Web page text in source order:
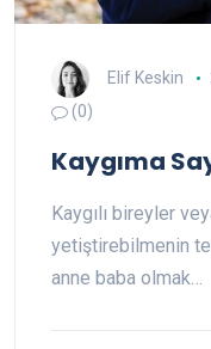
Elif Keskin
(0)
Kaygıma
Kaygılı bireyler
yetiştirebilmenin
anne baba olmak…